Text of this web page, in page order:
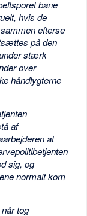
bane
hvis de
efterse
på den
stærk
over
håndlygterne
af
at
sig, og
normalt kom
tog